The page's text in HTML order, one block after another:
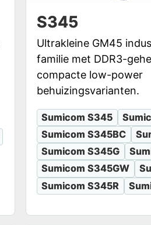
S345
Ultrakleine GM45
familie met DDR3-
compacte low-power
behuizingsvarianten.
Sumicom S345
Sumicom S345BC
Sumicom S345G
Sumicom S345GW
Sumicom S345R